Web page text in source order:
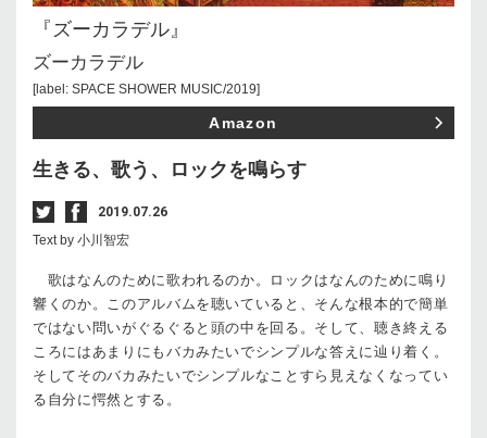
『ズーカラデル』
ズーカラデル
[label: SPACE SHOWER MUSIC/2019]
Amazon
生きる、歌う、ロックを鳴らす
2019.07.26
Text by 小川智宏
歌はなんのために歌われるのか。ロックはなんのために鳴り
響くのか。このアルバムを聴いていると、そんな根本的で簡単
ではない問いがぐるぐると頭の中を回る。そして、聴き終える
ころにはあまりにもバカみたいでシンプルな答えに辿り着く。
そしてそのバカみたいでシンプルなことすら見えなくなってい
る自分に愕然とする。